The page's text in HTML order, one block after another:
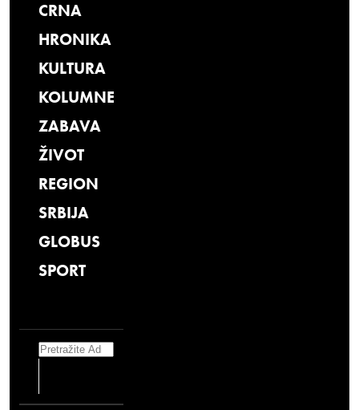
CRNA
HRONIKA
KULTURA
KOLUMNE
ZABAVA
ŽIVOT
REGION
SRBIJA
GLOBUS
SPORT
Search